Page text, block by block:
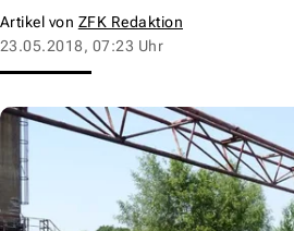
Artikel von ZFK Redaktion
23.05.2018, 07:23 Uhr